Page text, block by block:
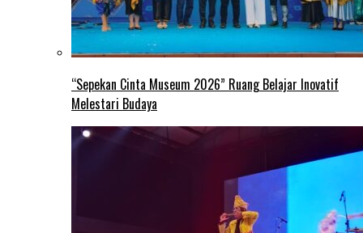
“Sepekan Cinta Museum 2026” Ruang Belajar Inovatif
Melestari Budaya